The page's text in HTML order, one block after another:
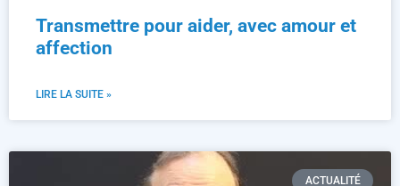
Transmettre pour aider, avec amour et
affection
LIRE LA SUITE »
ACTUALITÉ